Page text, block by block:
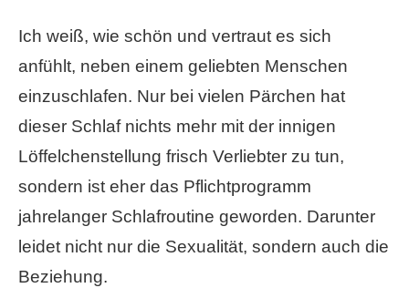
Ich weiß, wie schön und vertraut es sich
anfühlt, neben einem geliebten Menschen
einzuschlafen. Nur bei vielen Pärchen hat
dieser Schlaf nichts mehr mit der innigen
Löffelchenstellung frisch Verliebter zu tun,
sondern ist eher das Pflichtprogramm
jahrelanger Schlafroutine geworden. Darunter
leidet nicht nur die Sexualität, sondern auch die
Beziehung.